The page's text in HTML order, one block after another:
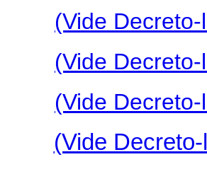
(Vide
(Vide
(Vide
(Vide